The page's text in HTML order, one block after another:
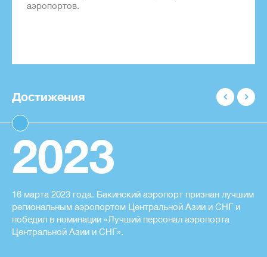
аэропортов.
Достижения
2023
16 марта 2023 года. Бакинский аэропорт признан лучшим
региональным аэропортом Центральной Азии и СНГ и
победил в номинации «Лучший персонал аэропорта
Центральной Азии и СНГ».